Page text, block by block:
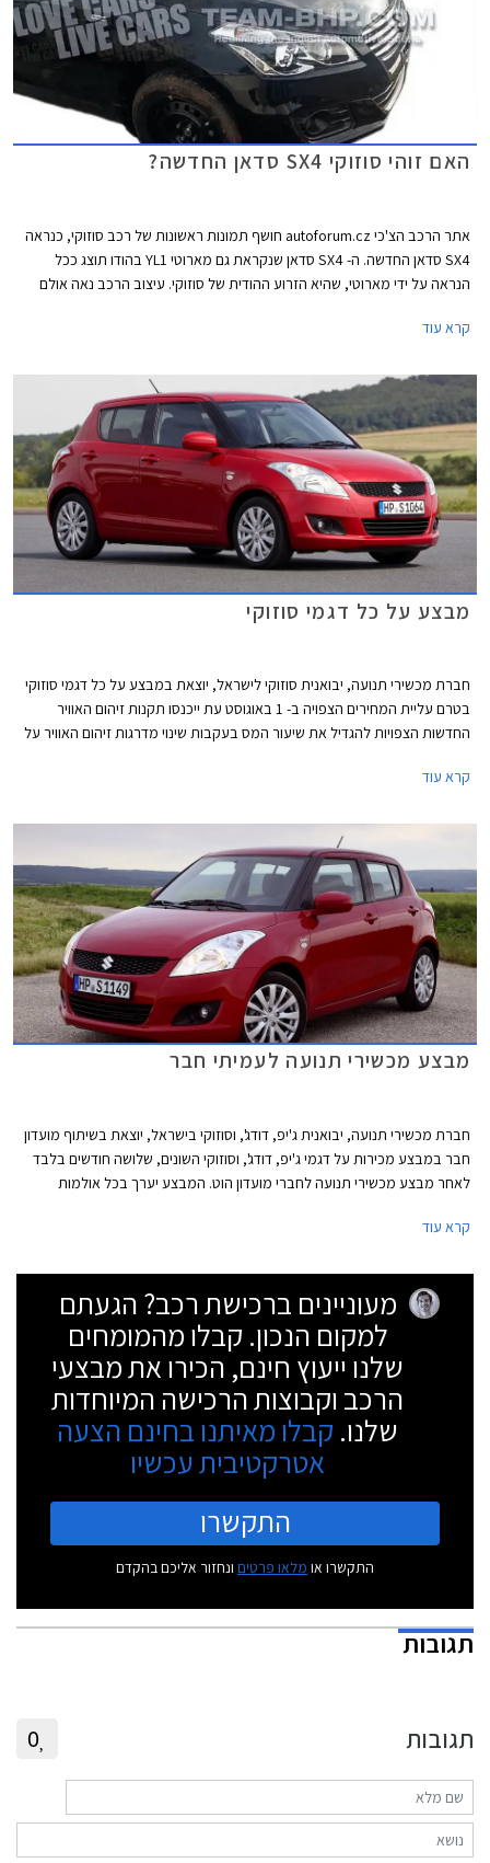
האם זוהי סוזוקי SX4 סדאן החדשה?
אתר הרכב הצ'כי autoforum.cz חושף תמונות ראשונות של רכב סוזוקי, כנראה
SX4 סדאן החדשה. ה- SX4 סדאן שנקראת גם מארוטי YL1 בהודו תוצג ככל
הנראה על ידי מארוטי, שהיא הזרוע ההודית של סוזוקי. עיצוב הרכב נאה אולם
קרא עוד
מבצע על כל דגמי סוזוקי
חברת מכשירי תנועה, יבואנית סוזוקי לישראל, יוצאת במבצע על כל דגמי סוזוקי
בטרם עליית המחירים הצפויה ב- 1 באוגוסט עת ייכנסו תקנות זיהום האוויר
החדשות הצפויות להגדיל את שיעור המס בעקבות שינוי מדרגות זיהום האוויר על
להיפגע ממהלך זה הם דווקא הרכבים הפחות מזהמים, שכן בעקבות שינוי נוסחת
נמוכה יותר וכפועל יוצא צפוי מחירם לעלות, בעוד רכבים מזהמים שגם כך
נמצאים בדרגות הזיהום הגבוהות ואינם נהנים מהטבת המיסוי מחירם אינו צפוי
להשתנות.
קרא עוד
מבצע מכשירי תנועה לעמיתי חבר
חברת מכשירי תנועה, יבואנית ג'יפ, דודג', וסוזוקי בישראל, יוצאת בשיתוף מועדון
חבר במבצע מכירות על דגמי ג'יפ, דודג', וסוזוקי השונים, שלושה חודשים בלבד
לאחר מבצע מכשירי תנועה לחברי מועדון הוט. המבצע יערך בכל אולמות
ייהנו עמיתי חבר מהטבות שונות: הנחות על רכישת רכב חדש, הנחות אבזור
המבצע ייהנו גם מאפשרות לתשלום של עד 30,000 ₪ בכרטיס אשראי חבר
צרכנות. להלן דוגמאות להנחות והטבות במסגרת המבצע:
קרא עוד
מעוניינים ברכישת רכב? הגעתם
למקום הנכון. קבלו מהמומחים
שלנו ייעוץ חינם, הכירו את מבצעי
הרכב וקבוצות הרכישה המיוחדות
שלנו. קבלו מאיתנו בחינם הצעה
אטרקטיבית עכשיו
התקשרו
התקשרו או מלאו פרטים ונחזור אליכם בהקדם
תגובות
תגובות 0